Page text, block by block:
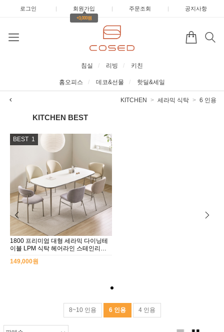
로그인 | 회원가입 |
+3,000원
주문조회 | 공지사항
침실 리빙 키친
홈오피스 데코&선물 핫딜&세일
KITCHEN 세라믹 식탁 6 인용
KITCHEN BEST
BEST 1
1800 프리미엄 대형 세라믹 다이닝테
이블 LPM 식탁 헤어라인 스테인리스
149,000원
8~10 인용 6 인용 4 인용